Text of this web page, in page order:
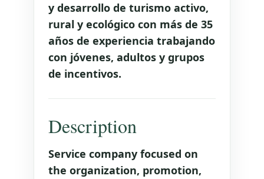
y desarrollo de turismo activo,
rural y ecológico con más de 35
años de experiencia trabajando
con jóvenes, adultos y grupos
de incentivos.
Description
Service company focused on
the organization, promotion,